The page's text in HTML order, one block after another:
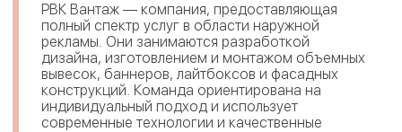
РВК Вантаж — компания, предоставляющая
полный спектр услуг в области наружной
рекламы. Они занимаются разработкой
дизайна, изготовлением и монтажом объемных
вывесок, баннеров, лайтбоксов и фасадных
конструкций. Команда ориентирована на
индивидуальный подход и использует
современные технологии и качественные